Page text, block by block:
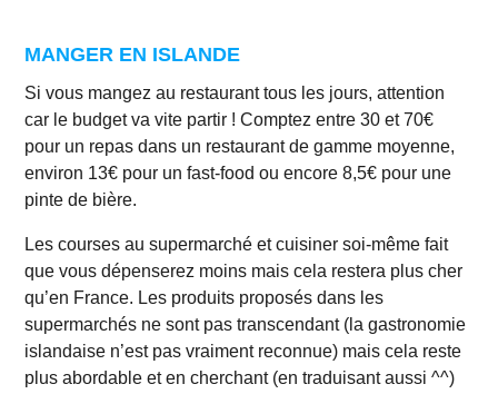
MANGER EN ISLANDE
Si vous mangez au restaurant tous les jours, attention
car le budget va vite partir ! Comptez entre 30 et 70€
pour un repas dans un restaurant de gamme moyenne,
environ 13€ pour un fast-food ou encore 8,5€ pour une
pinte de bière.
Les courses au supermarché et cuisiner soi-même fait
que vous dépenserez moins mais cela restera plus cher
qu’en France. Les produits proposés dans les
supermarchés ne sont pas transcendant (la gastronomie
islandaise n’est pas vraiment reconnue) mais cela reste
plus abordable et en cherchant (en traduisant aussi ^^)